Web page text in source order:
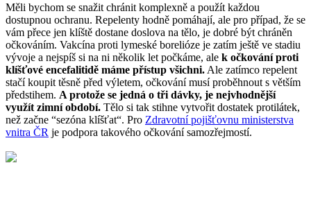
Měli bychom se snažit chránit komplexně a použít každou
dostupnou ochranu. Repelenty hodně pomáhají, ale pro případ, že se
vám přece jen klíště dostane doslova na tělo, je dobré být chráněn
očkováním. Vakcína proti lymeské borelióze je zatím ještě ve stadiu
vývoje a nejspíš si na ni několik let počkáme, ale k očkování proti
klíšťové encefalitidě máme přístup všichni. Ale zatímco repelent
stačí koupit těsně před výletem, očkování musí proběhnout s větším
předstihem. A protože se jedná o tři dávky, je nejvhodnější
využít zimní období. Tělo si tak stihne vytvořit dostatek protilátek,
než začne “sezóna klíšťat“. Pro Zdravotní pojišťovnu ministerstva
vnitra ČR je podpora takového očkování samozřejmostí.